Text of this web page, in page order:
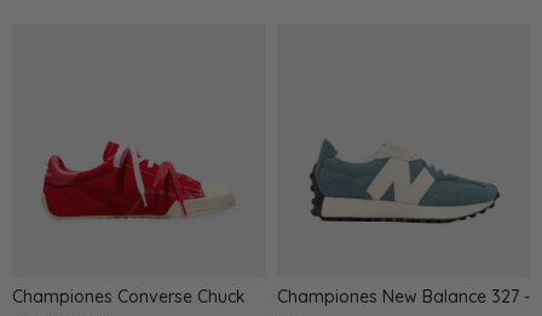
Championes Converse Chuck
Championes New Balance 327 -